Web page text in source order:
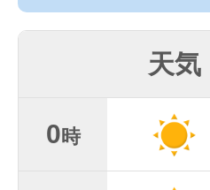
天気
0時